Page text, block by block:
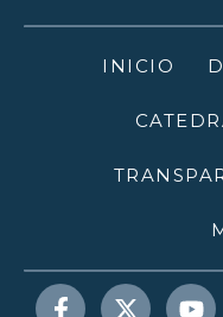
INICIO